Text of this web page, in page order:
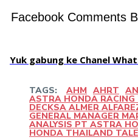
Facebook Comments
Yuk gabung ke Chanel
TAGS: AHM AHRT
ASTRA HONDA RACING
DECKSA ALMER
GENERAL MANAGER
ANALYSIS PT ASTRA
HONDA THAILAND